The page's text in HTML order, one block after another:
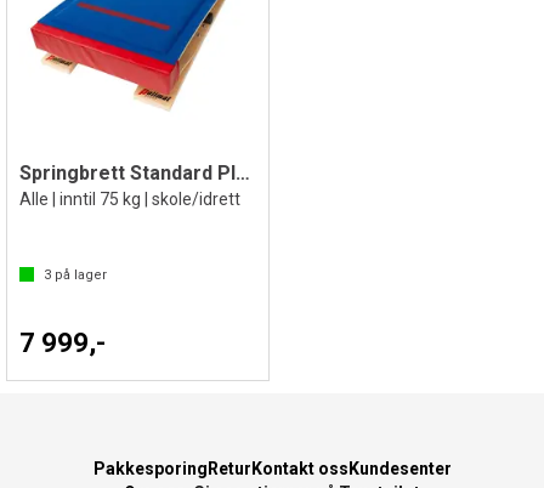
Springbrett Standard Plus
Alle | inntil 75 kg | skole/idrett
3 på lager
7 999,-
Pakkesporing Retur Kontakt oss Kundesenter